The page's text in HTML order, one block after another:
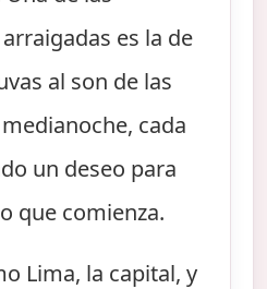
es la de
al son de las
cada
un deseo para
que comienza.
Lima, la capital, y